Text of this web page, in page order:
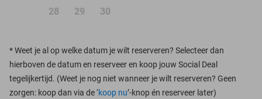
28 29 30
*Weet je al op welke datum je wilt reserveren? Selecteer dan
hierboven de datum en reserveer en koop jouw Social Deal
tegelijkertijd. (Weet je nog niet wanneer je wilt reserveren? Geen
zorgen: koop dan via de ‘koop nu’-knop én reserveer later)